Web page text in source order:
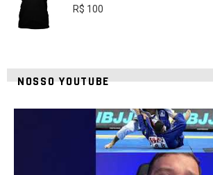
R$ 100
NOSSO YOUTUBE